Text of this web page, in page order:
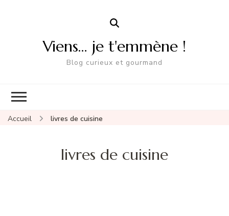
Viens… je t'emmène !
Blog curieux et gourmand
Accueil livres de cuisine
livres de cuisine